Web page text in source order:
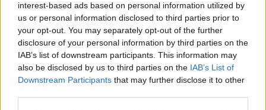
interest-based ads based on personal information utilized by
us or personal information disclosed to third parties prior to
your opt-out. You may separately opt-out of the further
disclosure of your personal information by third parties on the
IAB’s list of downstream participants. This information may
also be disclosed by us to third parties on the IAB’s List of
Downstream Participants that may further disclose it to other
Telefon: +36 1 269 3148 +36 1 269
Weboldal:
http://www.kieselbach.hu
Bemutatkozás: A Galéria profilja a 19. és 20. századi modern
magyar festészet és az ezt megelőző korok régi mesterei, de
foglalkozik nemzetközi művészettel, fotográfiával és kortárs